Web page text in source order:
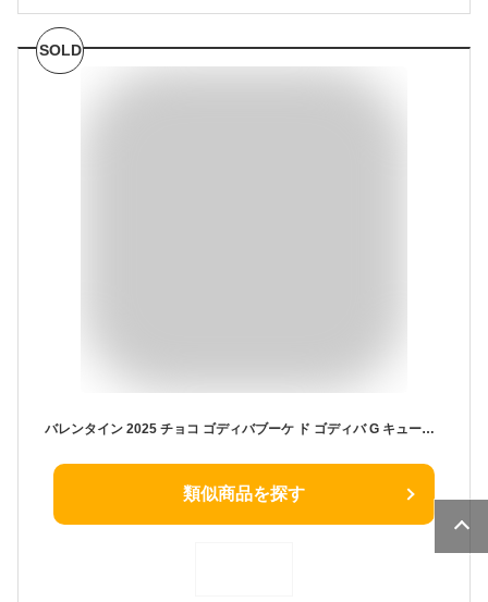
SOLD
バレンタイン 2025 チョコ ゴディバブーケ ド ゴディバ G キューブ アソートメント ハート缶 10粒入
類似商品を探す